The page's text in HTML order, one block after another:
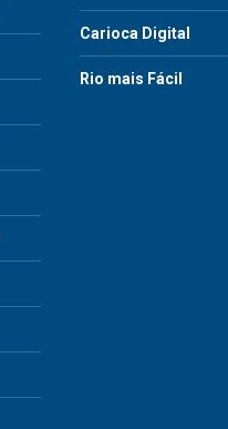
Carioca Digital
Rio mais Fácil